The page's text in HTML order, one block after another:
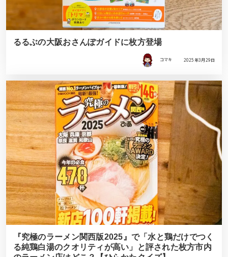
るるぶの大阪おさんぽガイドに枚方登場
コマキ 2025年3月29日
『究極のラーメン関西版2025』で「水と鶏だけでつく
る純鶏白湯のクオリティが高い」と評された枚方市内